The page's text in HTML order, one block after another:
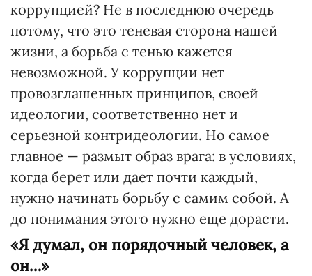
коррупцией? Не в последнюю очередь
потому, что это теневая сторона нашей
жизни, а борьба с тенью кажется
невозможной. У коррупции нет
провозглашенных принципов, своей
идеологии, соответственно нет и
серьезной контридеологии. Но самое
главное — размыт образ врага: в условиях,
когда берет или дает почти каждый,
нужно начинать борьбу с самим собой. А
до понимания этого нужно еще дорасти.
«Я думал, он порядочный человек, а
он…»